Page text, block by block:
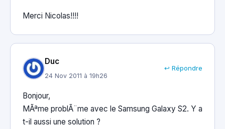
Merci Nicolas!!!!
Duc
24 Nov 2011 à 19h26
↩ Répondre
Bonjour,
MÃªme problÃ¨me avec le Samsung Galaxy S2. Y a
t-il aussi une solution ?